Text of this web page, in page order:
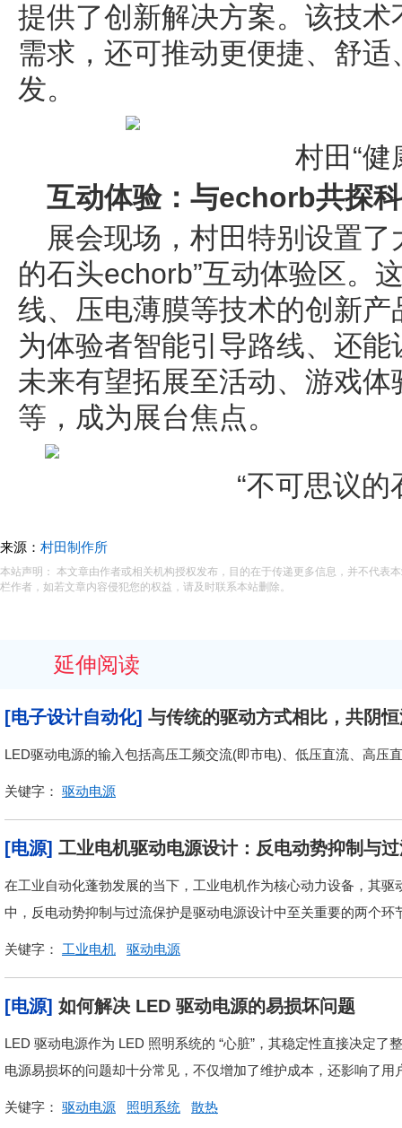
提供了创新解决方案。该技
需求，还可推动更便捷、舒
发。
村田“健
互动体验：与echorb共探
展会现场，村田特别设置
的石头echorb”互动体验区。
线、压电薄膜等技术的创新
为体验者智能引导路线、还
未来有望拓展至活动、游戏
等，成为展台焦点。
“不可思议的
来源： 村田制作所
本站声明： 本文章由作者或相关机构授权发布，目的在于传递更多信息，并不代表
栏作者，如若文章内容侵犯您的权益，请及时联系本站删除。
延伸阅读
[电子设计自动化] 与传统的驱动方式相比，共阴
LED驱动电源的输入包括高压工频交流(即市电)、低压直流、高压
关键字： 驱动电源
[电源] 工业电机驱动电源设计：反电动势抑制与
在工业自动化蓬勃发展的当下，工业电机作为核心动力设备，其
中，反电动势抑制与过流保护是驱动电源设计中至关重要的两个
关键字： 工业电机 驱动电源
[电源] 如何解决 LED 驱动电源的易损坏问题
LED 驱动电源作为 LED 照明系统的 “心脏”，其稳定性直接决定
电源易损坏的问题却十分常见，不仅增加了维护成本，还影响了
关键字： 驱动电源 照明系统 散热